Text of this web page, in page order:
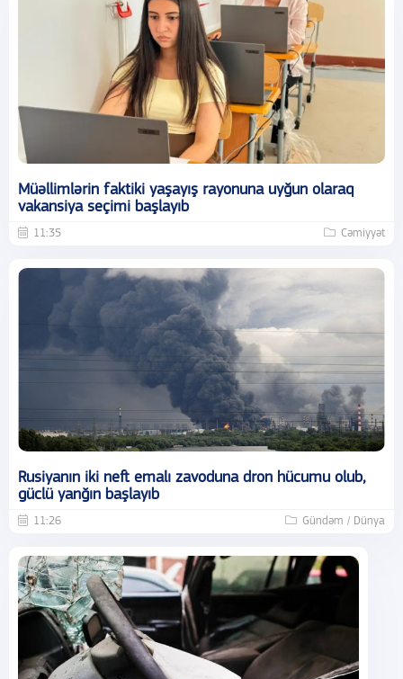
Müəllimlərin faktiki yaşayış rayonuna uyğun olaraq
vakansiya seçimi başlayıb
11:35 Cəmiyyət
Rusiyanın iki neft emalı zavoduna dron hücumu olub,
güclü yanğın başlayıb
11:26 Gündəm / Dünya